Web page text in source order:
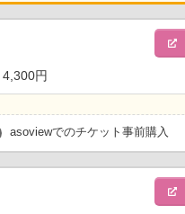
円
asoviewでのチケット事前購入